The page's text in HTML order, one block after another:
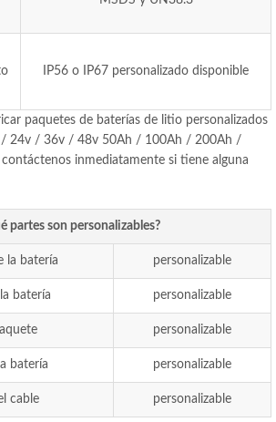
IP56 o IP67 personalizado disponible
paquetes de baterías de litio personalizados
/ 24v / 36v / 48v 50Ah / 100Ah / 200Ah /
inmediatamente si tiene alguna
partes son personalizables?
la batería personalizable
batería personalizable
personalizable
batería personalizable
cable personalizable